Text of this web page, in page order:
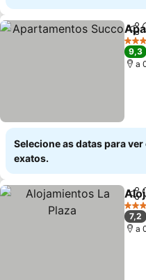
4
9,3
a
Selecione as datas para
exatos.
3
7,2
a